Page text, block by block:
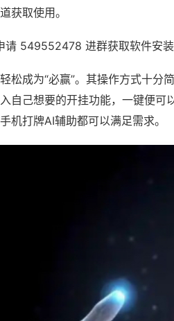
获取使用。
请 549552478 进群获取软件安
松成为“必赢”。其操作方式十分
自己想要的开挂功能，一键便可
机打牌AI辅助都可以满足需求。